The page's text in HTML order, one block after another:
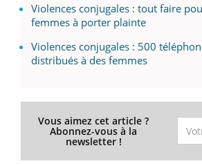
Violences conjugales : tout faire
femmes à porter plainte
Violences conjugales : 500
distribués à des femmes
Vous aimez cet article ?
Abonnez-vous à la
newsletter !